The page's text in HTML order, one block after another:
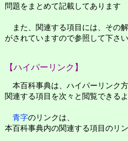
問題をまとめて記載してあります
また、関連する項目には、その
がされていますので参照して下さい
【ハイパーリンク】
本百科事典は、ハイパーリンク方
関連する項目を次々と閲覧できる
青字のリンクは、
本百科事典内の関連する項目のリ